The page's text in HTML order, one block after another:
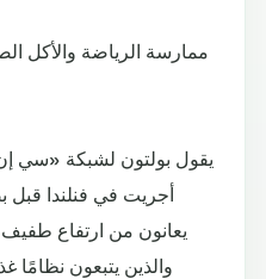
يقول بولتون لشبكة «سي
أجريت في فنلندا قبل
يعانون من ارتفاع
والذين يتبعون نظامًا